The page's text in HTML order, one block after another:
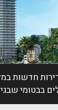
חדשות
בבטומי